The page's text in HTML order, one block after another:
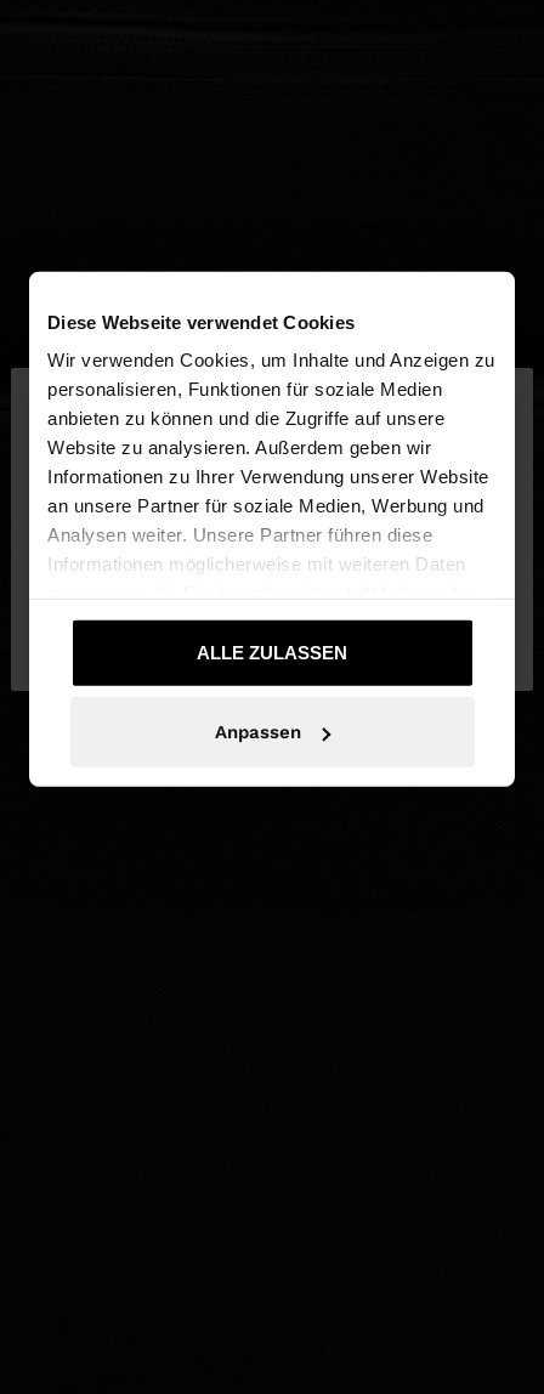
Diese Webseite verwendet Cookies
Wir verwenden Cookies, um Inhalte und Anzeigen zu
personalisieren, Funktionen für soziale Medien
anbieten zu können und die Zugriffe auf unsere
Website zu analysieren. Außerdem geben wir
Informationen zu Ihrer Verwendung unserer Website
an unsere Partner für soziale Medien, Werbung und
Analysen weiter. Unsere Partner führen diese
Informationen möglicherweise mit weiteren Daten
die sie im Rahmen Ihrer Nutzung der Dienste
gesammelt haben.ALLE ZULASSEN
Anpassen
hallo
Sie greifen von Schweiz auf die Website zu.
Möchten Sie unsere United States Website
Ja, bringen Sie mich zu
United States